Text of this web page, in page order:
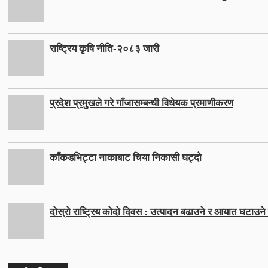
राष्ट्रिय कृषि नीति-२०८३ जारी
प्रदेश प्रमुखले गरे गाँजासम्बन्धी विधेयक प्रमाणीकरण
काँकडभिट्टा नाकाबाट चिया निकासी घट्दो
दोस्रो राष्ट्रिय कोदो दिवस : उत्पादन बढाउने र आयात घटाउने